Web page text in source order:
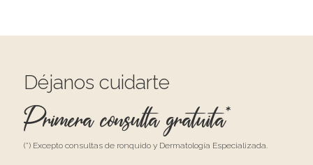
Déjanos cuidarte
Primera consulta gratuita*
(*) Excepto consultas de ronquido y Dermatología Especializada.